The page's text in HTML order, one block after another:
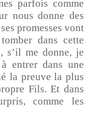
parfois comme
nous donne des
promesses vont
dans cette
s’il me donne, je
entrer dans une
la preuve la plus
Fils. Et dans
comme les